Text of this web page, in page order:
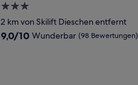
3.0-
Sterne-
Unterkunft
2 km von Skilift Dieschen entfernt
9.0
9,0/10 Wunderbar (98 Bewertungen)